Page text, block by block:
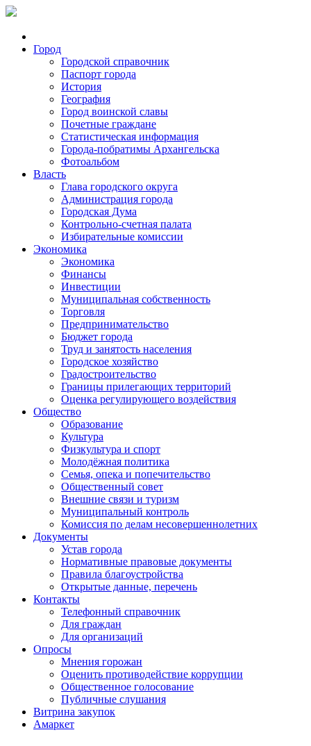
Город
Городской справочник
Паспорт города
История
География
Город воинской славы
Почетные граждане
Статистическая информация
Города-побратимы Архангельска
Фотоальбом
Власть
Глава городского округа
Администрация города
Городская Дума
Контрольно-счетная палата
Избирательные комиссии
Экономика
Экономика
Финансы
Инвестиции
Муниципальная собственность
Торговля
Предпринимательство
Бюджет города
Труд и занятость населения
Городское хозяйство
Градостроительство
Границы прилегающих территорий
Оценка регулирующего воздействия
Общество
Образование
Культура
Физкультура и спорт
Молодёжная политика
Семья, опека и попечительство
Общественный совет
Внешние связи и туризм
Муниципальный контроль
Комиссия по делам несовершеннолетних
Документы
Устав города
Нормативные правовые документы
Правила благоустройства
Открытые данные, перечень
Контакты
Телефонный справочник
Для граждан
Для организаций
Опросы
Мнения горожан
Оценить противодействие коррупции
Общественное голосование
Публичные слушания
Витрина закупок
Амаркет